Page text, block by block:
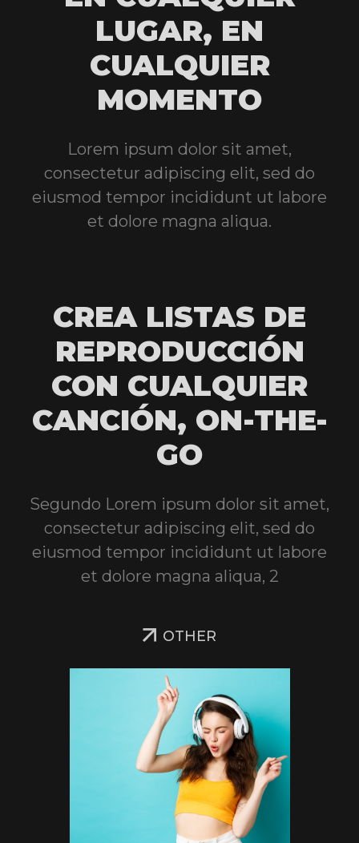
LUGAR, EN
CUALQUIER
MOMENTO
Lorem ipsum dolor sit amet,
consectetur adipiscing elit, sed do
eiusmod tempor incididunt ut labore
et dolore magna aliqua.
CREA LISTAS DE
REPRODUCCIÓN
CON CUALQUIER
CANCIÓN, ON-THE-
GO
Segundo Lorem ipsum dolor sit amet,
consectetur adipiscing elit, sed do
eiusmod tempor incididunt ut labore
et dolore magna aliqua, 2
OTHER